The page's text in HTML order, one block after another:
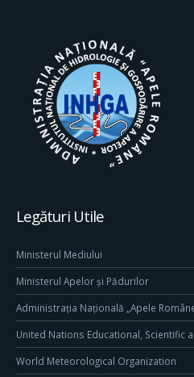
Legături Utile
Ministerul Mediului
Ministerul Apelor și Pădurilor
Administrația Națională „Apele
United Nations Educational, Scientific
World Meteorological Organization